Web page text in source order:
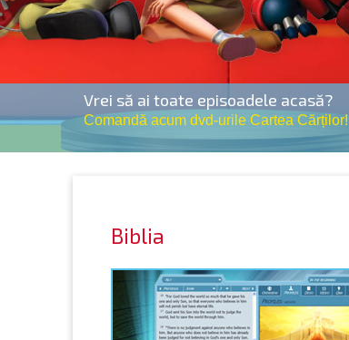
Vrei să ai toate episoadele acasă?
Comandă acum dvd-urile Cartea Cărților!
Biblia